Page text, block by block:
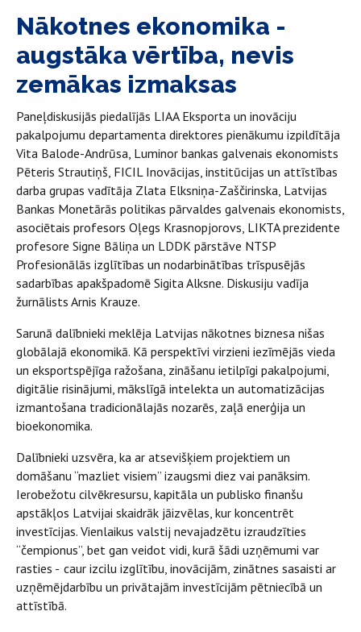
Nākotnes ekonomika -
augstāka vērtība, nevis
zemākas izmaksas
Paneļdiskusijās piedalījās LIAA Eksporta un inovāciju
pakalpojumu departamenta direktores pienākumu izpildītāja
Vita Balode-Andrūsa, Luminor bankas galvenais ekonomists
Pēteris Strautiņš, FICIL Inovācijas, institūcijas un attīstības
darba grupas vadītāja Zlata Elksniņa-Zaščirinska, Latvijas
Bankas Monetārās politikas pārvaldes galvenais ekonomists,
asociētais profesors Oļegs Krasnopjorovs, LIKTA prezidente
profesore Signe Bāliņa un LDDK pārstāve NTSP
Profesionālās izglītības un nodarbinātības trīspusējās
sadarbības apakšpadomē Sigita Alksne. Diskusiju vadīja
žurnālists Arnis Krauze.
Sarunā dalībnieki meklēja Latvijas nākotnes biznesa nišas
globālajā ekonomikā. Kā perspektīvi virzieni iezīmējās vieda
un eksportspējīga ražošana, zināšanu ietilpīgi pakalpojumi,
digitālie risinājumi, mākslīgā intelekta un automatizācijas
izmantošana tradicionālajās nozarēs, zaļā enerģija un
bioekonomika.
Dalībnieki uzsvēra, ka ar atsevišķiem projektiem un
domāšanu “mazliet visiem” izaugsmi diez vai panāksim.
Ierobežotu cilvēkresursu, kapitāla un publisko finanšu
apstākļos Latvijai skaidrāk jāizvēlas, kur koncentrēt
investīcijas. Vienlaikus valstij nevajadzētu izraudzīties
“čempionus”, bet gan veidot vidi, kurā šādi uzņēmumi var
rasties - caur izcilu izglītību, inovācijām, zinātnes sasaisti ar
uzņēmējdarbību un privātajām investīcijām pētniecībā un
attīstībā.